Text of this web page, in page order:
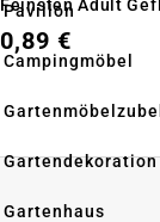
Pavillon
Campingmöbel
Gartenhaus
Feinsten Adult
0,89 €